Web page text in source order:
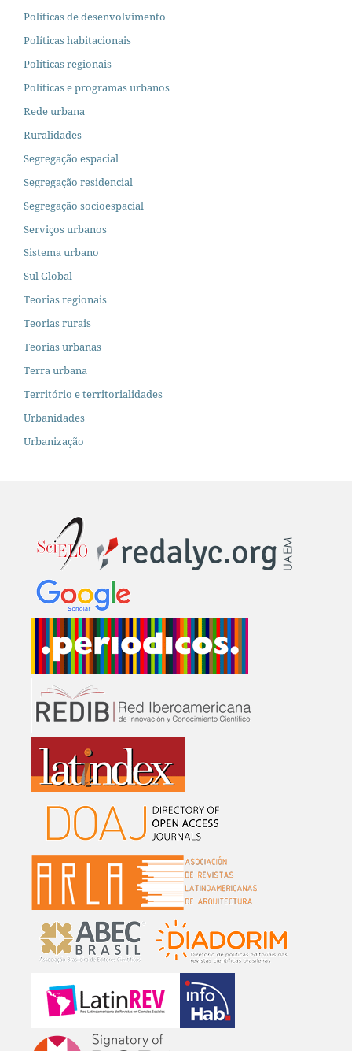
Políticas de desenvolvimento
Políticas habitacionais
Políticas regionais
Políticas e programas urbanos
Rede urbana
Ruralidades
Segregação espacial
Segregação residencial
Segregação socioespacial
Serviços urbanos
Sistema urbano
Sul Global
Teorias regionais
Teorias rurais
Teorias urbanas
Terra urbana
Território e territorialidades
Urbanidades
Urbanização